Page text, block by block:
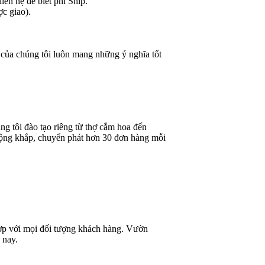
giao).
chúng tôi luôn mang những ý nghĩa tốt
tôi đào tạo riêng từ thợ cắm hoa đến
khắp, chuyển phát hơn 30 đơn hàng mỗi
với mọi đối tượng khách hàng. Vườn